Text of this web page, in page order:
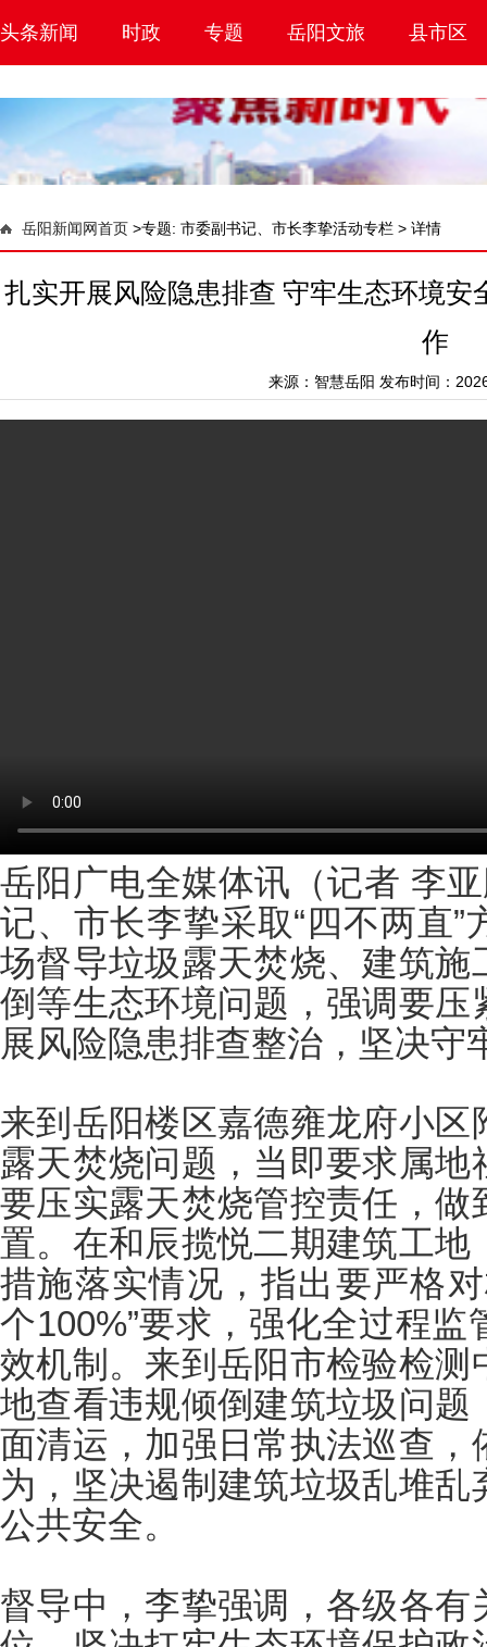
头条新闻 时政 专题 岳阳文旅 县市区
岳阳新闻网首页 >专题: 市委副书记、市长李挚活动专栏 > 详情
扎实开展风险隐患排查 守牢生态环境
作
来源： 智慧岳阳 发布时间：
岳阳广电全媒体讯（记者 李
记、市长李挚采取“四不两直
场督导垃圾露天焚烧、建筑
倒等生态环境问题，强调要
展风险隐患排查整治，坚决守
来到岳阳楼区嘉德雍龙府小
露天焚烧问题，当即要求属
要压实露天焚烧管控责任，
置。在和辰揽悦二期建筑工
措施落实情况，指出要严格
个100%”要求，强化全过程
效机制。来到岳阳市检验检
地查看违规倾倒建筑垃圾问
面清运，加强日常执法巡查
为，坚决遏制建筑垃圾乱堆
公共安全。
督导中，李挚强调，各级各